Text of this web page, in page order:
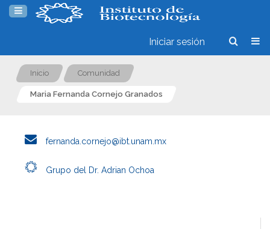
Iniciar sesión
Inicio Comunidad
Maria Fernanda Cornejo Granados
fernanda.cornejo@ibt.unam.mx
Grupo del Dr. Adrian Ochoa